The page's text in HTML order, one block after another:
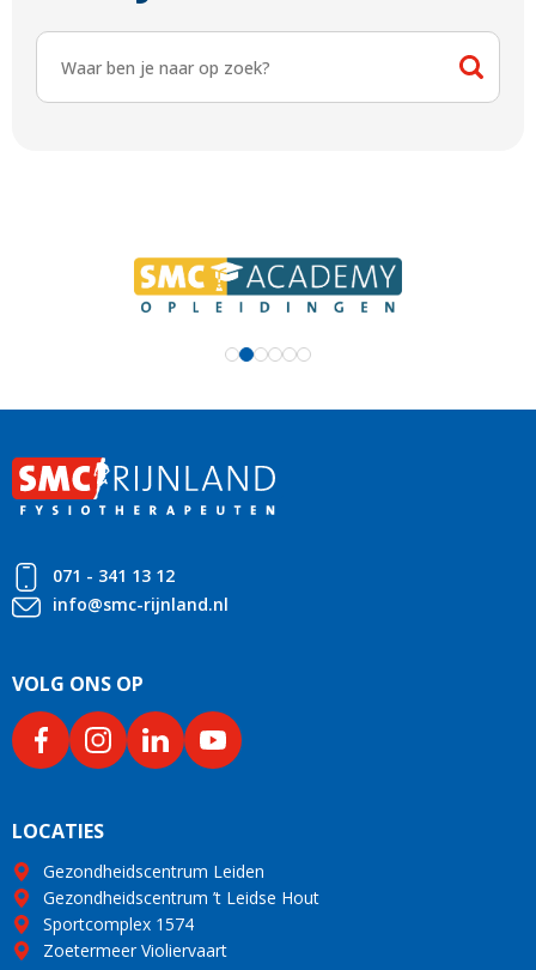
071 - 341 13 12
info@smc-rijnland.nl
VOLG ONS OP
LOCATIES
Gezondheidscentrum Leiden
Gezondheidscentrum ’t Leidse Hout
Sportcomplex 1574
Zoetermeer Violiervaart